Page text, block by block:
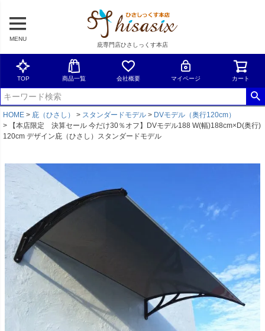
MENU
庇専門店ひさしっくす本店
TOP 商品一覧 会社概要 マイページ カート
HOME 庇（ひさし） スタンダードモデル
DVモデル（奥行120cm）
【本店限定 決算セール 今だけ30％オフ】DVモデル188 W(幅)188cm×D(奥行)
120cm デザイン庇（ひさし）スタンダードモデル